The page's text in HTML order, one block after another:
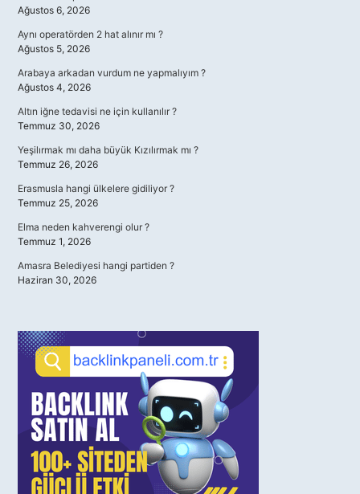
Ağustos 6, 2026
Aynı operatörden 2 hat alınır mı ?
Ağustos 5, 2026
Arabaya arkadan vurdum ne yapmalıyım ?
Ağustos 4, 2026
Altın iğne tedavisi ne için kullanılır ?
Temmuz 30, 2026
Yeşilırmak mı daha büyük Kızılırmak mı ?
Temmuz 26, 2026
Erasmusla hangi ülkelere gidiliyor ?
Temmuz 25, 2026
Elma neden kahverengi olur ?
Temmuz 1, 2026
Amasra Belediyesi hangi partiden ?
Haziran 30, 2026